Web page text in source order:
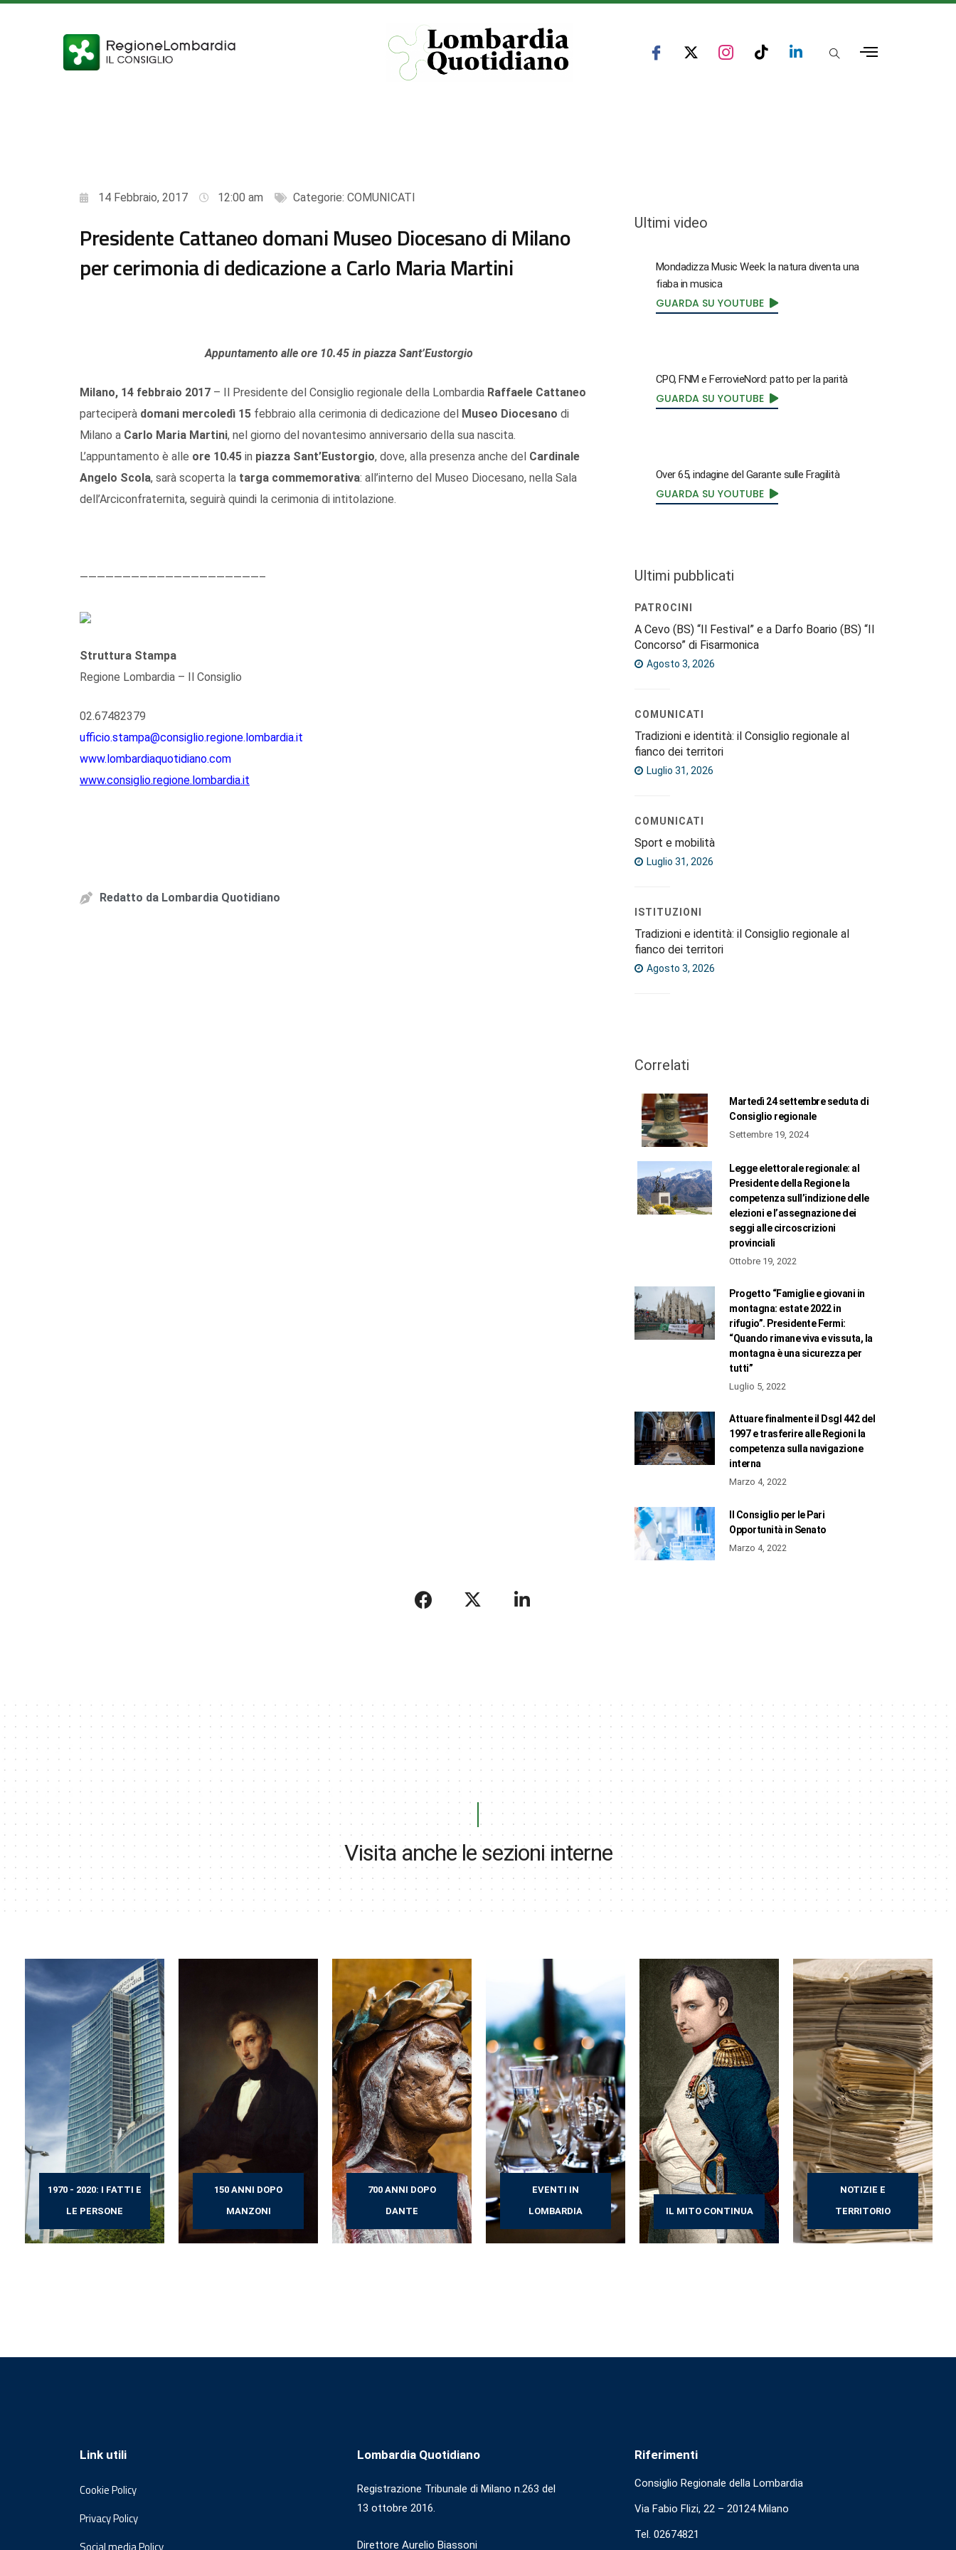
14 Febbraio, 2017 12:00 am Categorie: COMUNICATI
Presidente Cattaneo domani Museo Diocesano di Milano
per cerimonia di dedicazione a Carlo Maria Martini
Appuntamento alle ore 10.45 in piazza Sant’Eustorgio
Milano, 14 febbraio 2017 – Il Presidente del Consiglio regionale della Lombardia Raffaele Cattaneo
parteciperà domani mercoledì 15 febbraio alla cerimonia di dedicazione del Museo Diocesano di
Milano a Carlo Maria Martini, nel giorno del novantesimo anniversario della sua nascita.
L’appuntamento è alle ore 10.45 in piazza Sant’Eustorgio, dove, alla presenza anche del Cardinale
Angelo Scola, sarà scoperta la targa commemorativa: all’interno del Museo Diocesano, nella Sala
dell’Arciconfraternita, seguirà quindi la cerimonia di intitolazione.
—————————————————————–
Struttura Stampa
Regione Lombardia – Il Consiglio
02.67482379
ufficio.stampa@consiglio.regione.lombardia.it
www.lombardiaquotidiano.com
www.consiglio.regione.lombardia.it
Redatto da Lombardia Quotidiano
Ultimi video
Mondadizza Music Week: la natura diventa una
fiaba in musica
GUARDA SU YOUTUBE
CPO, FNM e FerrovieNord: patto per la parità
GUARDA SU YOUTUBE
Over 65, indagine del Garante sulle Fragilità
GUARDA SU YOUTUBE
Ultimi pubblicati
PATROCINI
A Cevo (BS) “Il Festival” e a Darfo Boario (BS) “Il
Concorso” di Fisarmonica
Agosto 3, 2026
COMUNICATI
Tradizioni e identità: il Consiglio regionale al
fianco dei territori
Luglio 31, 2026
COMUNICATI
Sport e mobilità
Luglio 31, 2026
ISTITUZIONI
Tradizioni e identità: il Consiglio regionale al
fianco dei territori
Agosto 3, 2026
Correlati
Martedì 24 settembre seduta di
Consiglio regionale
Settembre 19, 2024
Legge elettorale regionale: al
Presidente della Regione la
competenza sull’indizione delle
elezioni e l’assegnazione dei
seggi alle circoscrizioni
provinciali
Ottobre 19, 2022
Progetto “Famiglie e giovani in
montagna: estate 2022 in
rifugio”. Presidente Fermi:
“Quando rimane viva e vissuta, la
montagna è una sicurezza per
tutti”
Luglio 5, 2022
Attuare finalmente il Dsgl 442 del
1997 e trasferire alle Regioni la
competenza sulla navigazione
interna
Marzo 4, 2022
Il Consiglio per le Pari
Opportunità in Senato
Marzo 4, 2022
Visita anche le sezioni interne
1970 - 2020: I FATTI E
LE PERSONE
150 ANNI DOPO
MANZONI
700 ANNI DOPO
DANTE
EVENTI IN
LOMBARDIA
IL MITO CONTINUA
NOTIZIE E
TERRITORIO
Link utili
Cookie Policy
Privacy Policy
Lombardia Quotidiano
Registrazione Tribunale di Milano n.263 del
13 ottobre 2016.
Direttore Aurelio Biassoni
Riferimenti
Consiglio Regionale della Lombardia
Via Fabio Flizi, 22 – 20124 Milano
Tel. 02674821